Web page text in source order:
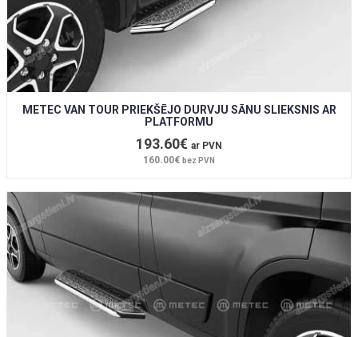
METEC VAN TOUR PRIEKŠĒJO DURVJU SĀNU SLIEKSNIS AR
PLATFORMU
193.60€ ar PVN
160.00€ bez PVN